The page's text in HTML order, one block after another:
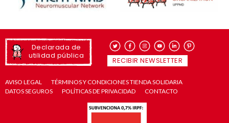
Declarada de
utilidad pública
RECIBIR NEWSLETTER
AVISO LEGAL
TÉRMINOS Y CONDICIONES TIENDA SOLIDARIA
DATOS SEGUROS
POLÍTICAS DE PRIVACIDAD CONTACTO